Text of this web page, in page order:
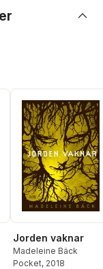
Jorden vaknar
Madeleine Bäck
Pocket, 2018